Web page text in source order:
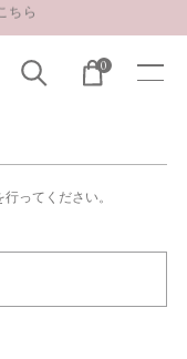
ら
配送に関しまして
プレゼント
0
ってください。